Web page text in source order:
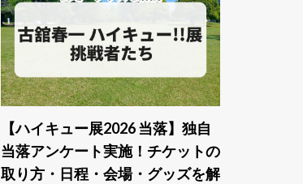
【ハイキュー展2026 当落】独自
当落アンケート実施！チケットの
取り方・日程・会場・グッズを解